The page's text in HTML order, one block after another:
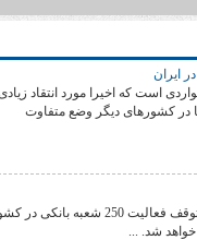
ایران
است که اخیرا مورد انتقاد
در کشورهای دیگر وضع متفاوت
اتاق‌نیوز - معاون نظارت بانک مرکزی از توقف فعالیت 250
شد. ...